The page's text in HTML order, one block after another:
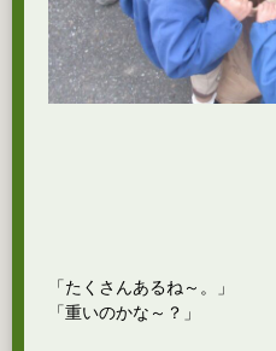
「たくさんあるね～。」
「重いのかな～？」